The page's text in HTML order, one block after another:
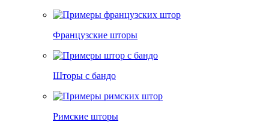
Французские шторы
Шторы с бандо
Римские шторы